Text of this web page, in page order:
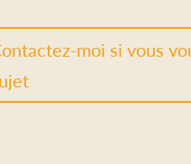
moi si vous